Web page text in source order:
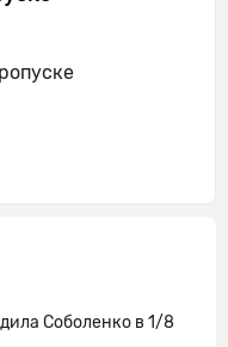
Соболенко в 1/8